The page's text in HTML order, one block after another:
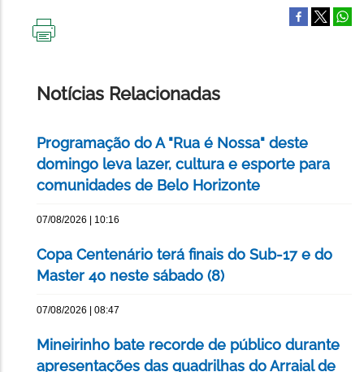
Notícias Relacionadas
Programação do A "Rua é Nossa" deste
domingo leva lazer, cultura e esporte para
comunidades de Belo Horizonte
07/08/2026 | 10:16
Copa Centenário terá finais do Sub-17 e do
Master 40 neste sábado (8)
07/08/2026 | 08:47
Mineirinho bate recorde de público durante
apresentações das quadrilhas do Arraial de